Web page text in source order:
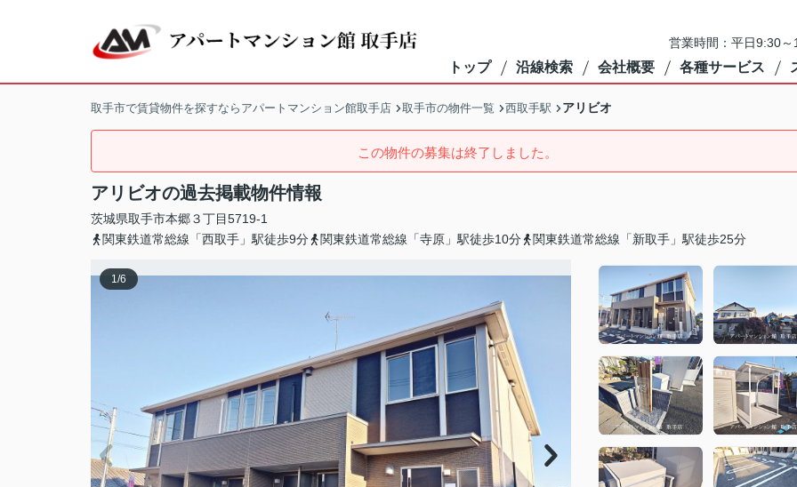
営業時間：平日9:30
トップ 沿線検索 会社概要 各種サービス
取手市で賃貸物件を探すならアパートマンション館取手店 取手市の物件一覧 西取手駅 アリビオ
この物件の募集は終了しました。
アリビオの過去掲載物件情報
茨城県取手市本郷３丁目5719-1
関東鉄道常総線「西取手」駅徒歩9分
関東鉄道常総線「寺原」駅徒歩10分 関東鉄道常総線「新取手」駅徒歩25分
1/6